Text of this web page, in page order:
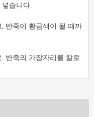
습니다.
반죽이 황금색이 될 때까
반죽의 가장자리를 칼로